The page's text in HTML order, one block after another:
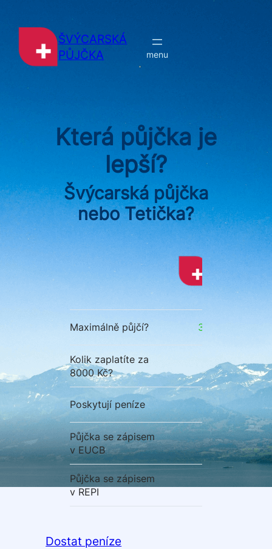
ŠVÝCARSKÁ
PŮJČKA
Která půjčka je
lepší?
Švýcarská půjčka
nebo Tetička?
Maximálně půjčí? 30 000 Kč
Kolik zaplatíte za
8000 Kč?
2880 Kč
Poskytují peníze
Půjčka se zápisem
v EUCB
Půjčka se zápisem
v REPI
Dostat peníze